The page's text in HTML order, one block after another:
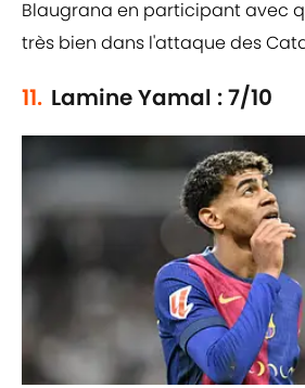
Blaugrana en participant avec
très bien dans l'attaque des
11. Lamine Yamal : 7/10